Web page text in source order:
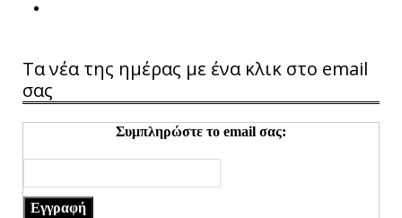
Τα νέα της ημέρας με ένα κλικ στο email
σας
Συμπληρώστε το email σας:
Εγγραφή